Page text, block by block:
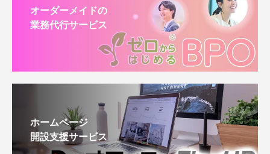
オーダーメイドの
業務代行サービス
ホームページ
開設支援サービス